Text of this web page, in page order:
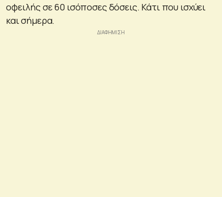
οφειλής σε 60 ισόποσες δόσεις. Κάτι που ισχύει
και σήμερα.